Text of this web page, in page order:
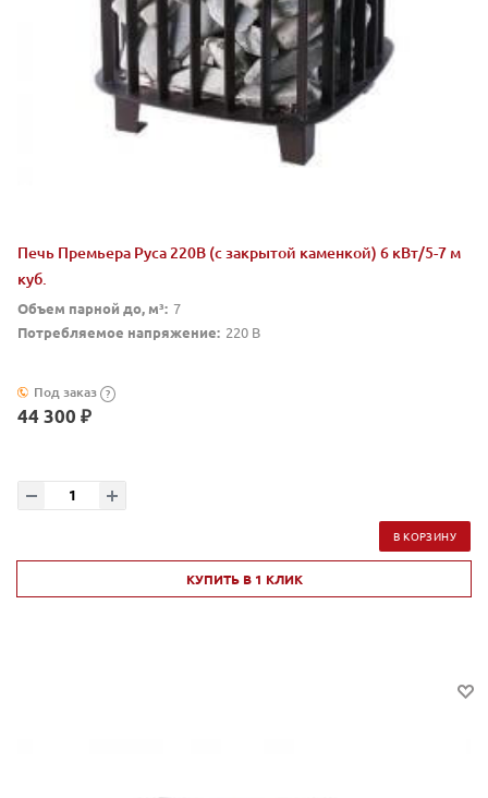
Печь Премьера Руса 220В (с закрытой каменкой) 6 кВт/5-7 м
куб.
Объем парной до, м³: 7
Потребляемое напряжение: 220 В
Под заказ ?
44 300 ₽
В КОРЗИНУ
КУПИТЬ В 1 КЛИК